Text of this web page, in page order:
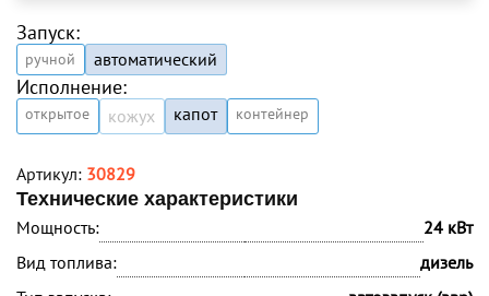
Запуск:
ручной автоматический
Исполнение:
открытое кожух капот контейнер
Артикул: 30829
Технические характеристики
Мощность:
24 кВт
Вид топлива:
дизель